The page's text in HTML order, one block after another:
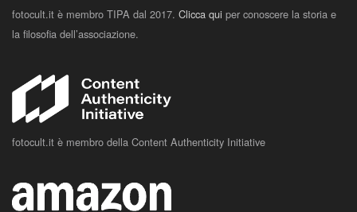
fotocult.it è membro TIPA dal 2017. Clicca qui per conoscere la storia e
la filosofia dell’associazione.
fotocult.it è membro della Content Authenticity Initiative